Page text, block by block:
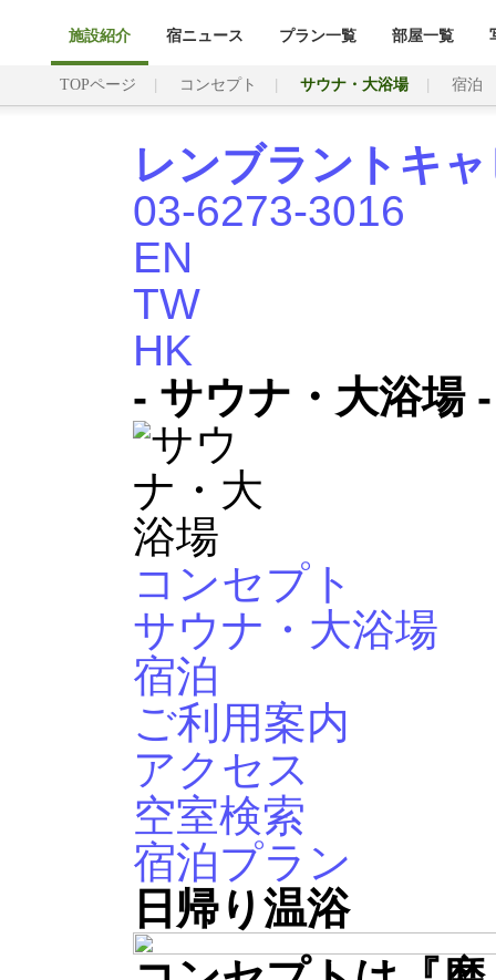
施設紹介 宿ニュース プラン一覧 部屋一覧
TOPページ コンセプト サウナ・大浴場 宿泊
レンブラントキ
03-6273-3016
EN
TW
HK
- サウナ・大浴場 -
コンセプト
サウナ・大浴場
宿泊
ご利用案内
アクセス
空室検索
宿泊プラン
日帰り温浴